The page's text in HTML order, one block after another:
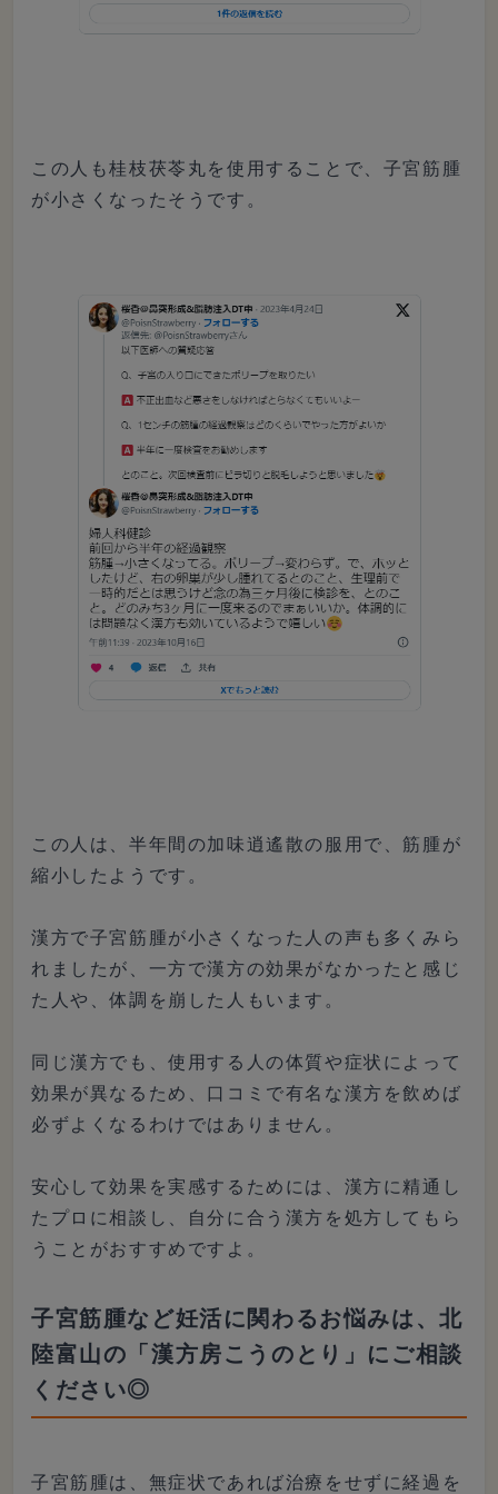
この人も桂枝茯苓丸を使用することで、子宮筋腫
が小さくなったそうです。
この人は、半年間の加味逍遙散の服用で、筋腫が
縮小したようです。
漢方で子宮筋腫が小さくなった人の声も多くみら
れましたが、一方で漢方の効果がなかったと感じ
た人や、体調を崩した人もいます。
同じ漢方でも、使用する人の体質や症状によって
効果が異なるため、口コミで有名な漢方を飲めば
必ずよくなるわけではありません。
安心して効果を実感するためには、漢方に精通し
たプロに相談し、自分に合う漢方を処方してもら
うことがおすすめですよ。
子宮筋腫など妊活に関わるお悩みは、北
陸富山の「漢方房こうのとり」にご相談
ください◎
子宮筋腫は、無症状であれば治療をせずに経過を